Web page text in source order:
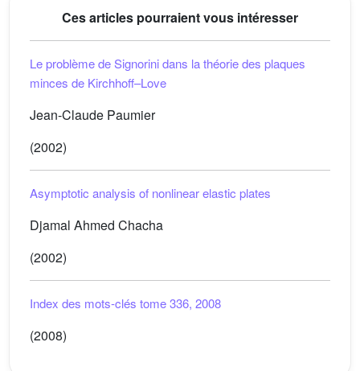
Ces articles pourraient vous intéresser
Le problème de Signorini dans la théorie des plaques
minces de Kirchhoff–Love
Jean-Claude Paumier
(2002)
Asymptotic analysis of nonlinear elastic plates
Djamal Ahmed Chacha
(2002)
Index des mots-clés tome 336, 2008
(2008)